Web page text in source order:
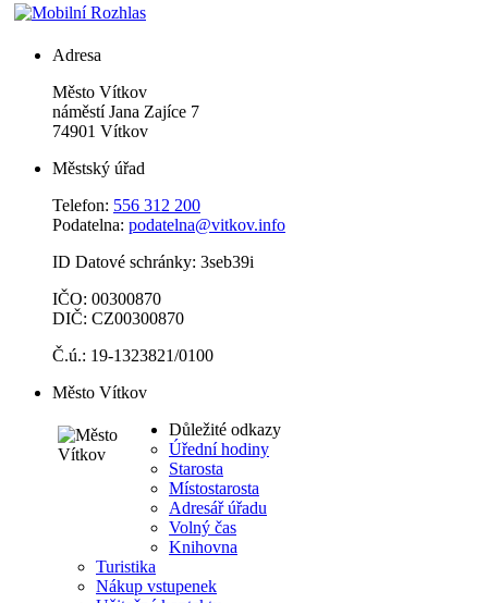
Adresa
Město Vítkov
náměstí Jana Zajíce 7
74901 Vítkov
Městský úřad
Telefon: 556 312 200
Podatelna: podatelna@vitkov.info
ID Datové schránky: 3seb39i
IČO: 00300870
DIČ: CZ00300870
Č.ú.: 19-1323821/0100
Město Vítkov
Důležité odkazy
Úřední hodiny
Starosta
Místostarosta
Adresář úřadu
Volný čas
Knihovna
Turistika
Nákup vstupenek